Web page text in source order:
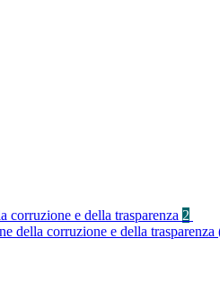
corruzione e della trasparenza 2
della corruzione e della